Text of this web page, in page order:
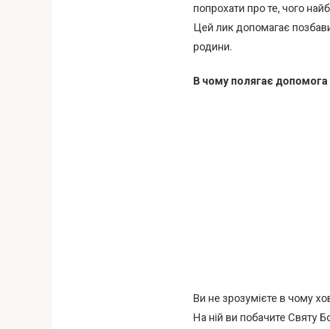
попрохати про те, чого
Цей лик допомагає
родини.
В чому полягає допомога
Ви не зрозумієте в чому
На ній ви побачите Святу